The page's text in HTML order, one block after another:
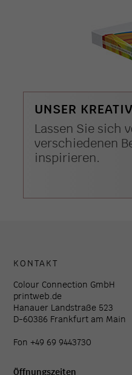
UNSER
Lassen Sie sich
verschiedenen
inspirieren.
KONTAKT
Colour Connection GmbH
printweb.de
Hanauer Landstraße 523
D-60386 Frankfurt am Main
Fon +49 69 9443730
Öffnungszeiten